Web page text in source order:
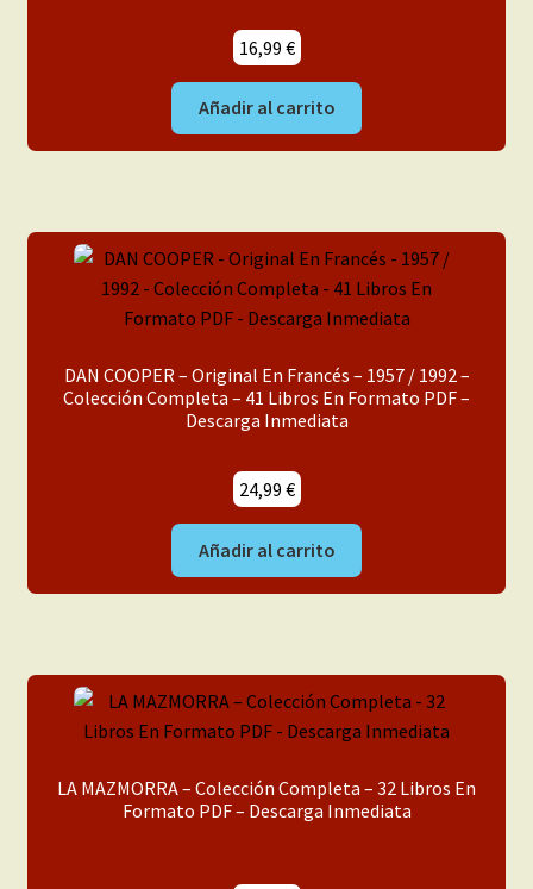
16,99 €
Añadir al carrito
DAN COOPER – Original En Francés – 1957 / 1992 –
Colección Completa – 41 Libros En Formato PDF –
Descarga Inmediata
24,99 €
Añadir al carrito
LA MAZMORRA – Colección Completa – 32 Libros En
Formato PDF – Descarga Inmediata